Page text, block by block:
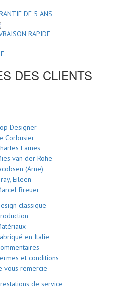
DE 5 ANS
RAPIDE
DES CLIENTS
Designer
Corbusier
Eames
van der Rohe
(Arne)
Eileen
Breuer
classique
en Italie
et conditions
vous remercie
de service